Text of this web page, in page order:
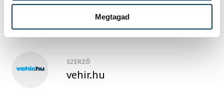
Megtagad
SZERZŐ
vehir.hu